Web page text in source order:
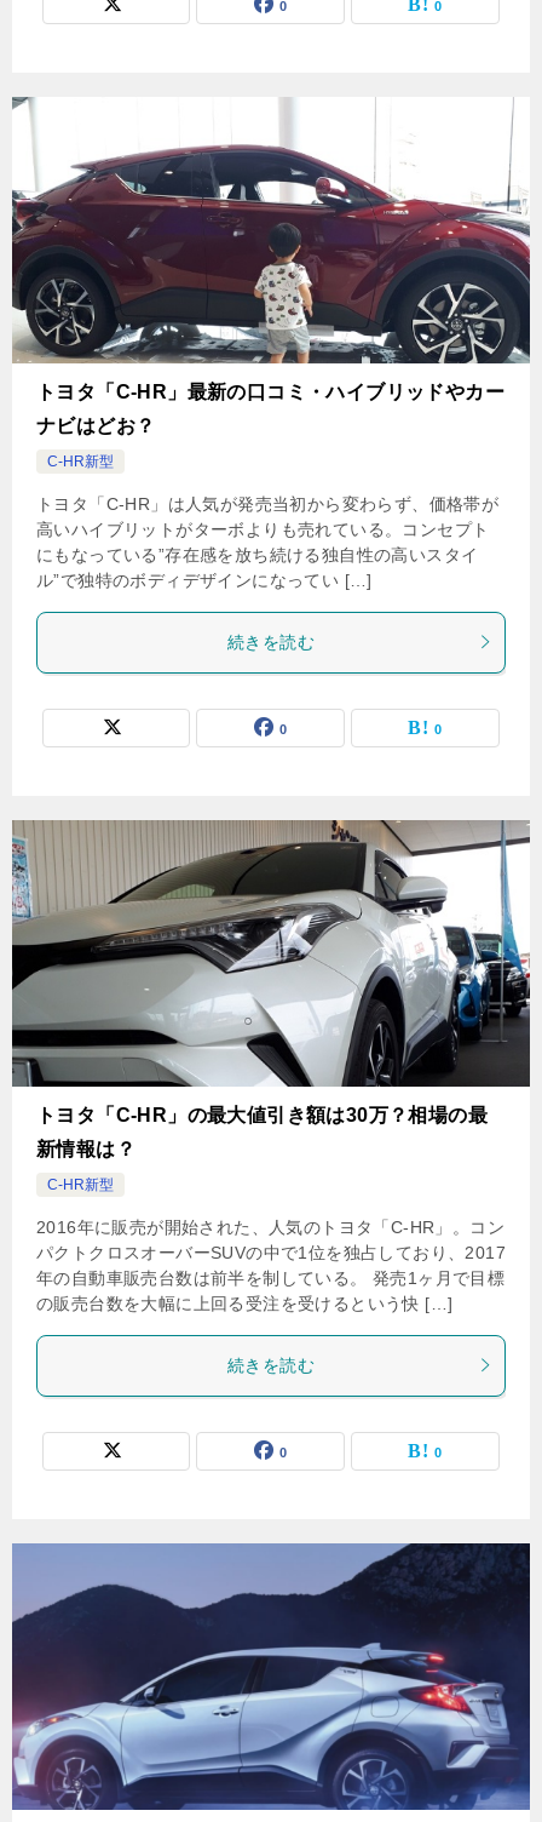
0 0
トヨタ「C-HR」最新の口コミ・ハイブリッドやカー
ナビはどお？
C-HR新型
トヨタ「C-HR」は人気が発売当初から変わらず、価格帯が
高いハイブリットがターボよりも売れている。コンセプト
にもなっている”存在感を放ち続ける独自性の高いスタイ
ル”で独特のボディデザインになってい […]
続きを読む
0 0
トヨタ「C-HR」の最大値引き額は30万？相場の最
新情報は？
C-HR新型
2016年に販売が開始された、人気のトヨタ「C-HR」。コン
パクトクロスオーバーSUVの中で1位を独占しており、2017
年の自動車販売台数は前半を制している。 発売1ヶ月で目標
の販売台数を大幅に上回る受注を受けるという快 […]
続きを読む
0 0